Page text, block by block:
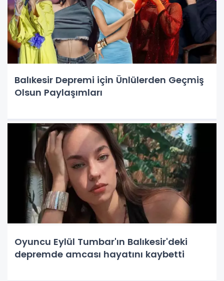
Balıkesir Depremi için Ünlülerden Geçmiş
Olsun Paylaşımları
Oyuncu Eylül Tumbar'ın Balıkesir'deki
depremde amcası hayatını kaybetti